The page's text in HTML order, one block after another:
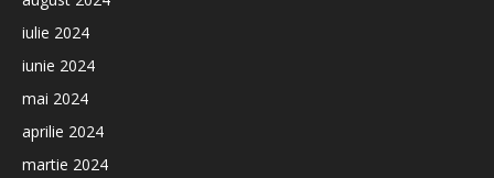
iulie 2024
iunie 2024
mai 2024
aprilie 2024
martie 2024